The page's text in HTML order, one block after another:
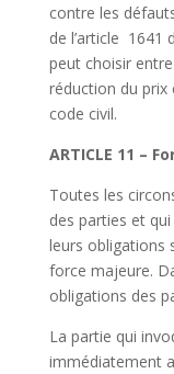
contre les
de l’article 1641
peut choisir
réduction du prix
code civil.
ARTICLE 11 –
Toutes les
des parties et
leurs obligations
force majeure.
obligations des
La partie qui
immédiatement